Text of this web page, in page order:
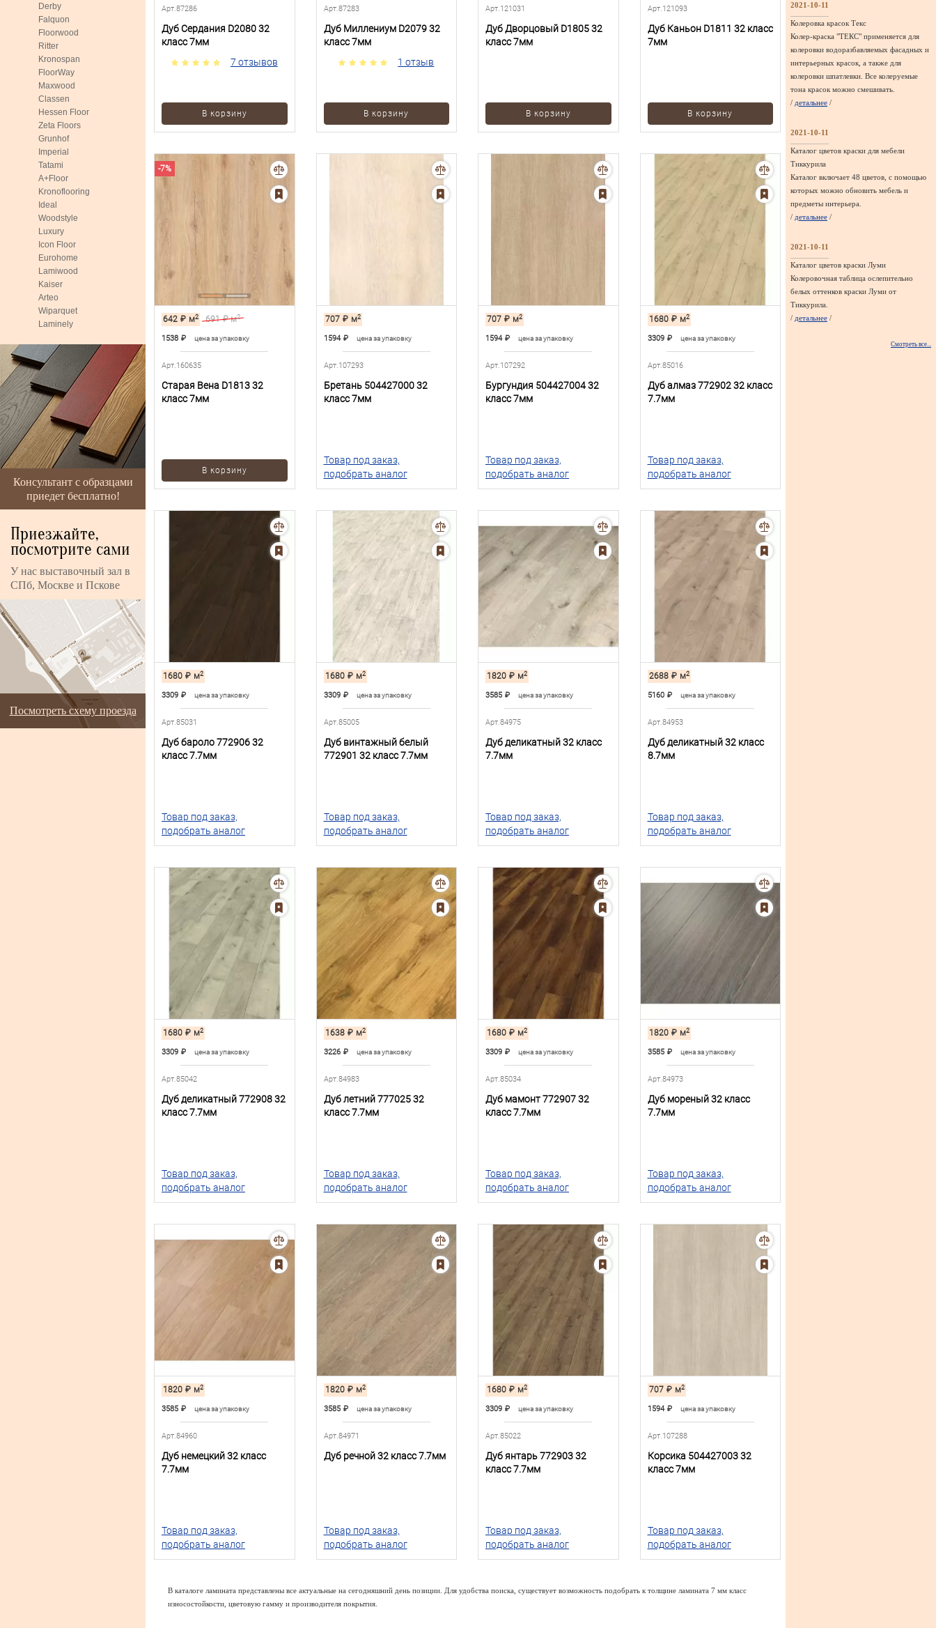
Derby
Falquon
Floorwood
Ritter
Kronospan
FloorWay
Maxwood
Classen
Hessen Floor
Zeta Floors
Grunhof
Imperial
Tatami
A+Floor
Kronoflooring
Ideal
Woodstyle
Luxury
Icon Floor
Eurohome
Lamiwood
Kaiser
Arteo
Wiparquet
Laminely
Консультант с образцами
приедет бесплатно!
Приезжайте,
посмотрите сами
У нас выставочный зал в
СПб, Москве и Пскове
Посмотреть схему проезда
Арт.87286
Дуб Сердания D2080 32
класс 7мм
7 отзывов
В корзину
Арт.87283
Дуб Миллениум D2079 32
класс 7мм
1 отзыв
В корзину
Арт.121031
Дуб Дворцовый D1805 32
класс 7мм
В корзину
Арт.121093
Дуб Каньон D1811 32 класс
7мм
В корзину
-7%
642 ₽ м2 691 ₽ м2
1538 ₽ цена за упаковку
Арт.160635
Старая Вена D1813 32
класс 7мм
В корзину
707 ₽ м2
1594 ₽ цена за упаковку
Арт.107293
Бретань 504427000 32
класс 7мм
Товар под заказ,
подобрать аналог
707 ₽ м2
1594 ₽ цена за упаковку
Арт.107292
Бургундия 504427004 32
класс 7мм
Товар под заказ,
подобрать аналог
1680 ₽ м2
3309 ₽ цена за упаковку
Арт.85016
Дуб алмаз 772902 32 класс
7.7мм
Товар под заказ,
подобрать аналог
1680 ₽ м2
3309 ₽ цена за упаковку
Арт.85031
Дуб бароло 772906 32
класс 7.7мм
Товар под заказ,
подобрать аналог
1680 ₽ м2
3309 ₽ цена за упаковку
Арт.85005
Дуб винтажный белый
772901 32 класс 7.7мм
Товар под заказ,
подобрать аналог
1820 ₽ м2
3585 ₽ цена за упаковку
Арт.84975
Дуб деликатный 32 класс
7.7мм
Товар под заказ,
подобрать аналог
2688 ₽ м2
5160 ₽ цена за упаковку
Арт.84953
Дуб деликатный 32 класс
8.7мм
Товар под заказ,
подобрать аналог
1680 ₽ м2
3309 ₽ цена за упаковку
Арт.85042
Дуб деликатный 772908 32
класс 7.7мм
Товар под заказ,
подобрать аналог
1638 ₽ м2
3226 ₽ цена за упаковку
Арт.84983
Дуб летний 777025 32
класс 7.7мм
Товар под заказ,
подобрать аналог
1680 ₽ м2
3309 ₽ цена за упаковку
Арт.85034
Дуб мамонт 772907 32
класс 7.7мм
Товар под заказ,
подобрать аналог
1820 ₽ м2
3585 ₽ цена за упаковку
Арт.84973
Дуб мореный 32 класс
7.7мм
Товар под заказ,
подобрать аналог
1820 ₽ м2
3585 ₽ цена за упаковку
Арт.84960
Дуб немецкий 32 класс
7.7мм
Товар под заказ,
подобрать аналог
1820 ₽ м2
3585 ₽ цена за упаковку
Арт.84971
Дуб речной 32 класс 7.7мм
Товар под заказ,
подобрать аналог
1680 ₽ м2
3309 ₽ цена за упаковку
Арт.85022
Дуб янтарь 772903 32
класс 7.7мм
Товар под заказ,
подобрать аналог
707 ₽ м2
1594 ₽ цена за упаковку
Арт.107288
Корсика 504427003 32
класс 7мм
Товар под заказ,
подобрать аналог
В каталоге ламината представлены все актуальные на сегодняшний день позиции. Для удобства поиска, существует возможность подобрать к толщине ламината 7 мм класс
износостойкости, цветовую гамму и производителя покрытия.
2021-10-11
Колеровка красок Текс
Колер-краска "ТЕКС" применяется для
колеровки водоразбавляемых фасадных и
интерьерных красок, а также для
колеровки шпатлевки. Все колеруемые
тона красок можно смешивать.
/ детальнее /
2021-10-11
Каталог цветов краски для мебели
Тиккурила
Каталог включает 48 цветов, с помощью
которых можно обновить мебель и
предметы интерьера.
/ детальнее /
2021-10-11
Каталог цветов краски Луми
Колеровочная таблица ослепительно
белых оттенков краски Луми от
Тиккурила.
/ детальнее /
Смотреть все...